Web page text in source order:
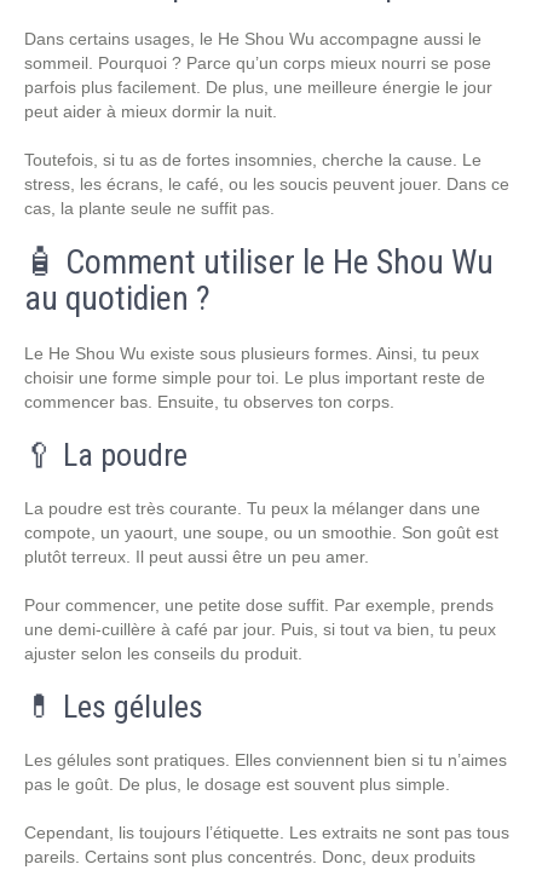
Dans certains usages, le He Shou Wu accompagne aussi le
sommeil. Pourquoi ? Parce qu’un corps mieux nourri se pose
parfois plus facilement. De plus, une meilleure énergie le jour
peut aider à mieux dormir la nuit.
Toutefois, si tu as de fortes insomnies, cherche la cause. Le
stress, les écrans, le café, ou les soucis peuvent jouer. Dans ce
cas, la plante seule ne suffit pas.
🧴 Comment utiliser le He Shou Wu
au quotidien ?
Le He Shou Wu existe sous plusieurs formes. Ainsi, tu peux
choisir une forme simple pour toi. Le plus important reste de
commencer bas. Ensuite, tu observes ton corps.
🥄 La poudre
La poudre est très courante. Tu peux la mélanger dans une
compote, un yaourt, une soupe, ou un smoothie. Son goût est
plutôt terreux. Il peut aussi être un peu amer.
Pour commencer, une petite dose suffit. Par exemple, prends
une demi-cuillère à café par jour. Puis, si tout va bien, tu peux
ajuster selon les conseils du produit.
💊 Les gélules
Les gélules sont pratiques. Elles conviennent bien si tu n’aimes
pas le goût. De plus, le dosage est souvent plus simple.
Cependant, lis toujours l’étiquette. Les extraits ne sont pas tous
pareils. Certains sont plus concentrés. Donc, deux produits